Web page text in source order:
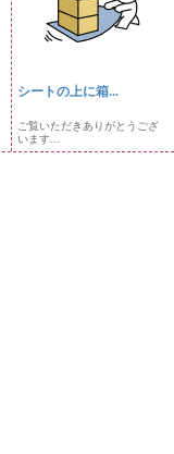
シートの上に箱...
ご覧いただきありがとうござ
います...